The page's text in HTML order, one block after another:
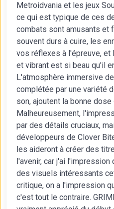
Metroidvania et les jeux
ce qui est typique de ces
combats sont amusants et
souvent durs à cuire, les
vos réflexes à l'épreuve, et
et vibrant est si beau qu'il
L'atmosphère immersive
complétée par une variété
son, ajoutent la bonne
Malheureusement,
par des détails cruciaux,
développeurs de Clover
les aideront à créer des
l'avenir, car j'ai
des visuels intéressants
critique, on a l'impression
c'est tout le contraire.